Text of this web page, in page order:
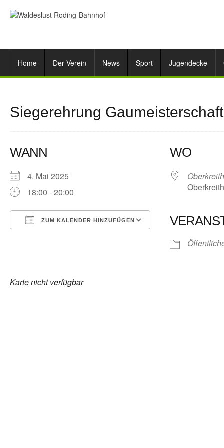
Home Der Verein News Sport Jugendecke
Siegerehrung Gaumeisterschaft
WANN
4. Mai 2025
18:00 - 20:00
ZUM KALENDER HINZUFÜGEN
Google Kalender
WO
Oberkreith
Karte nicht verfügbar